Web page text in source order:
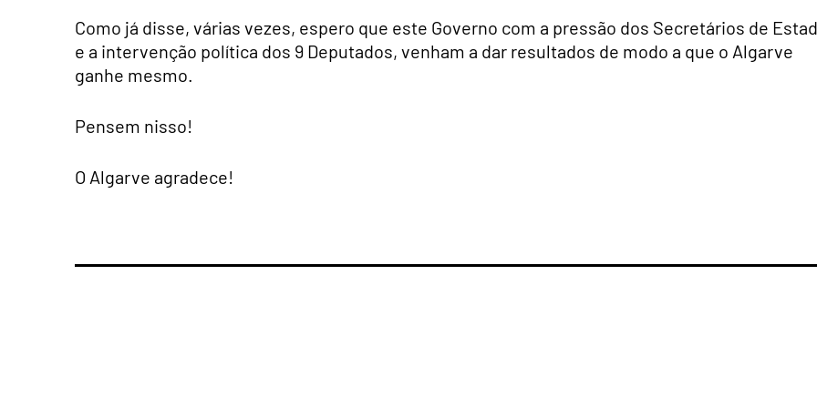
Como já disse, várias vezes, espero que este Governo com a pressão dos Secretários de
e a intervenção política dos 9 Deputados, venham a dar resultados de modo a que o Algarve
ganhe mesmo.
Pensem nisso!
O Algarve agradece!